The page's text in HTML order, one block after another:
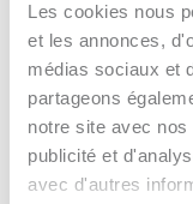
Les cookies nous
et les annonces,
médias sociaux et
partageons
notre site avec
publicité et
avec d'autres